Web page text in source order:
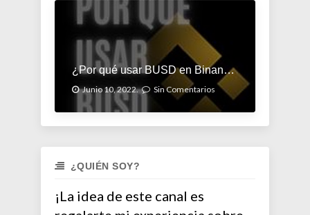
¿Por qué usar BUSD en Binance Futures?
Junio 10, 2022. Sin Comentarios
¿QUIÉN SOY?
¡La idea de este canal es